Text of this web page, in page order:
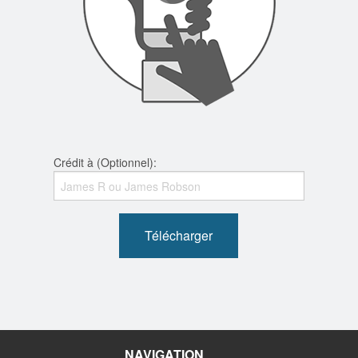
Crédit à (Optionnel):
Télécharger